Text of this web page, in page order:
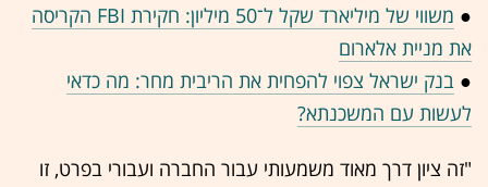
●
משווי של מיליארד שקל ל־50 מיליון: חקירת FBI הקריסה
את מניית אלארום
● בנק ישראל צפוי להפחית את הריבית מחר: מה כדאי
לעשות עם המשכנתא?
"זה ציון דרך מאוד משמעותי עבור החברה ועבורי בפרט, זו